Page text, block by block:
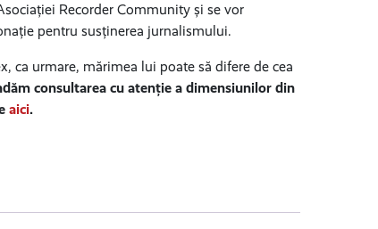
Recorder Community și se vor
pentru susținerea jurnalismului.
ca urmare, mărimea lui poate să difere de cea
consultarea cu atenție a dimensiunilor din
aici.